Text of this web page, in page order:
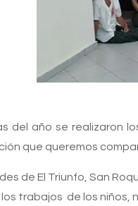
del año se realizaron
que queremos
de El Triunfo, San
trabajos de los niños,